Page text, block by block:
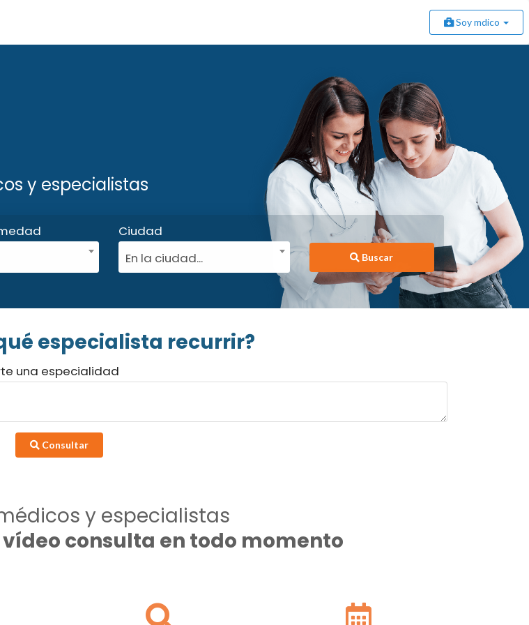
Soy mdico
y especialistas
Ciudad
En la ciudad...
Buscar
especialista recurrir?
una especialidad
Consultar
y especialistas
consulta en todo momento